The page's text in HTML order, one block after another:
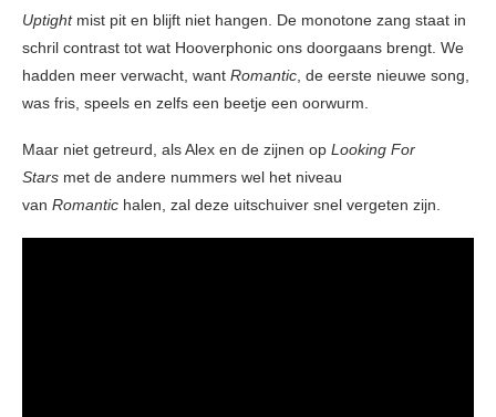
Uptightmist pit en blijft niet hangen. De monotone zang staat in
schril contrast tot wat Hooverphonic ons doorgaans brengt. We
hadden meer verwacht, want Romantic, de eerste nieuwe song,
was fris, speels en zelfs een beetje een oorwurm.
Maar niet getreurd, als Alex en de zijnen op Looking For
Stars met de andere nummers wel het niveau
van Romantic halen, zal deze uitschuiver snel vergeten zijn.